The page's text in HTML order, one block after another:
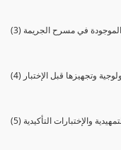
الموجودة في مسرح الجريمة
وتجهيزها قبل الإختبار
والإختبارات التأكيدية